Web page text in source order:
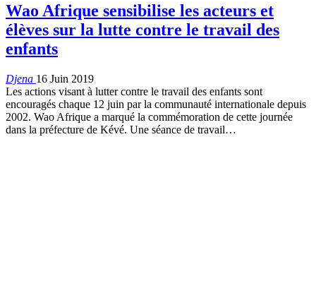
Wao Afrique sensibilise les acteurs et
élèves sur la lutte contre le travail des
enfants
Djena 16 Juin 2019
Les actions visant à lutter contre le travail des enfants sont
encouragés chaque 12 juin par la communauté internationale depuis
2002. Wao Afrique a marqué la commémoration de cette journée
dans la préfecture de Kévé. Une séance de travail…